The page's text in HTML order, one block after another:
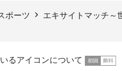
ポーツ
エキサイトマッチ～
るアイコンについて